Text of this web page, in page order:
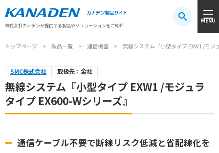
株式会社カナデンが提供する製品やソリューションをご紹介
MENU
注目キーワード#振動センサ#AGV #防爆#アシストスーツ
トップページ 製品一覧 通信機器 無線システム『小型タイプ EXW1 /モジ
SMC株式会社 取扱先：全社
無線システム『小型タイプ EXW1 /モジュラ
タイプ EX600-Wシリーズ』
通信ケーブル不要で断線リスク低減と省配線化を